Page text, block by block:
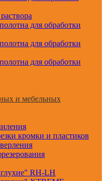
для обработки
для обработки
для обработки
и мебельных
кромки и пластиков
RH-LH